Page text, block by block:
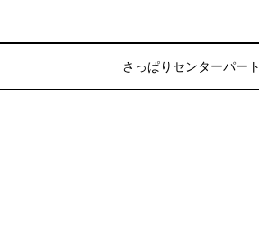
さっぱりセンターパート